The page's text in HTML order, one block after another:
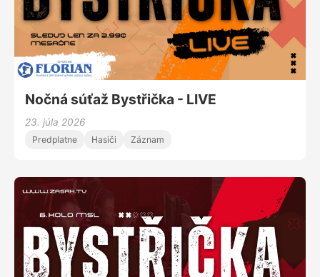
Nočná súťaž Bystřička - LIVE
23. júla 2026
Predplatne Hasiči Záznam